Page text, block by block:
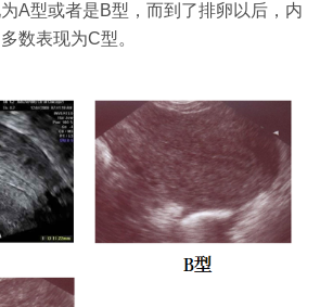
A型或者是B型，而到了排卵以后，内
数表现为C型。